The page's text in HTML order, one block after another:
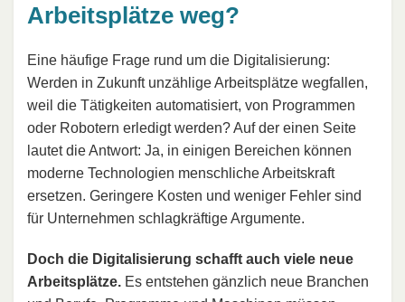
Arbeitsplätze weg?
Eine häufige Frage rund um die Digitalisierung:
Werden in Zukunft unzählige Arbeitsplätze wegfallen,
weil die Tätigkeiten automatisiert, von Programmen
oder Robotern erledigt werden? Auf der einen Seite
lautet die Antwort: Ja, in einigen Bereichen können
moderne Technologien menschliche Arbeitskraft
ersetzen. Geringere Kosten und weniger Fehler sind
für Unternehmen schlagkräftige Argumente.
Doch die Digitalisierung schafft auch viele neue
Arbeitsplätze. Es entstehen gänzlich neue Branchen